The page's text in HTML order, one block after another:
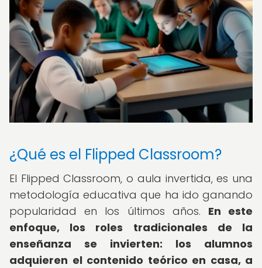
¿Qué es el Flipped Classroom?
El Flipped Classroom, o aula invertida, es una
metodología educativa que ha ido ganando
popularidad en los últimos años. En este
enfoque, los roles tradicionales de la
enseñanza se invierten: los alumnos
adquieren el contenido teórico en casa, a